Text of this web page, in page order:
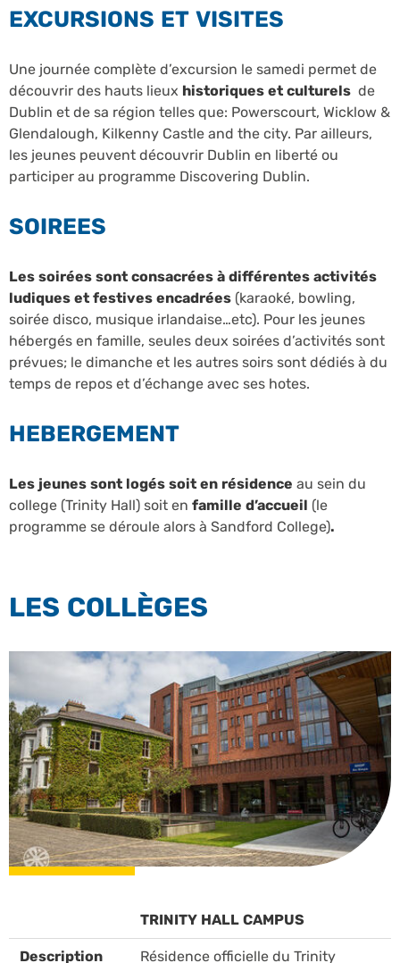
EXCURSIONS ET VISITES
Une journée complète d’excursion le samedi permet de
découvrir des hauts lieux historiques et culturels de
Dublin et de sa région telles que: Powerscourt, Wicklow &
Glendalough, Kilkenny Castle and the city. Par ailleurs,
les jeunes peuvent découvrir Dublin en liberté ou
participer au programme Discovering Dublin.
SOIREES
Les soirées sont consacrées à différentes activités
ludiques et festives encadrées (karaoké, bowling,
soirée disco, musique irlandaise…etc). Pour les jeunes
hébergés en famille, seules deux soirées d’activités sont
prévues; le dimanche et les autres soirs sont dédiés à du
temps de repos et d’échange avec ses hotes.
HEBERGEMENT
Les jeunes sont logés soit en résidence au sein du
college (Trinity Hall) soit en famille d’accueil (le
programme se déroule alors à Sandford College).
LES COLLÈGES
TRINITY HALL CAMPUS
Description
Résidence officielle du Trinity